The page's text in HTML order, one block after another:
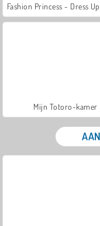
Mijn Totoro-kamer